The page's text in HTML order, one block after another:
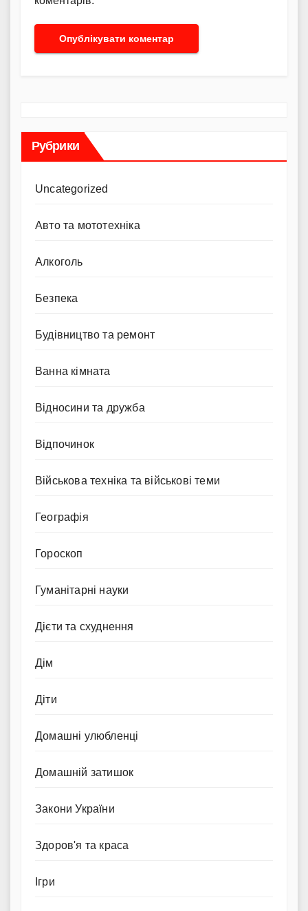
Рубрики
Uncategorized
Авто та мототехніка
Алкоголь
Безпека
Будівництво та ремонт
Ванна кімната
Відносини та дружба
Відпочинок
Військова техніка та військові теми
Географія
Гороскоп
Гуманітарні науки
Дієти та схуднення
Дім
Діти
Домашні улюбленці
Домашній затишок
Закони України
Здоров'я та краса
Ігри